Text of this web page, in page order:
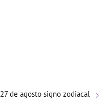
27 de agosto signo zodiacal